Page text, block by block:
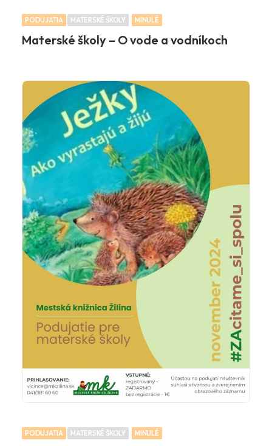
PODUJATIA MATERSKÉ ŠKOLY MINULÉ
Materské školy – O vode a vodníkoch
PODUJATIA MATERSKÉ ŠKOLY MINULÉ